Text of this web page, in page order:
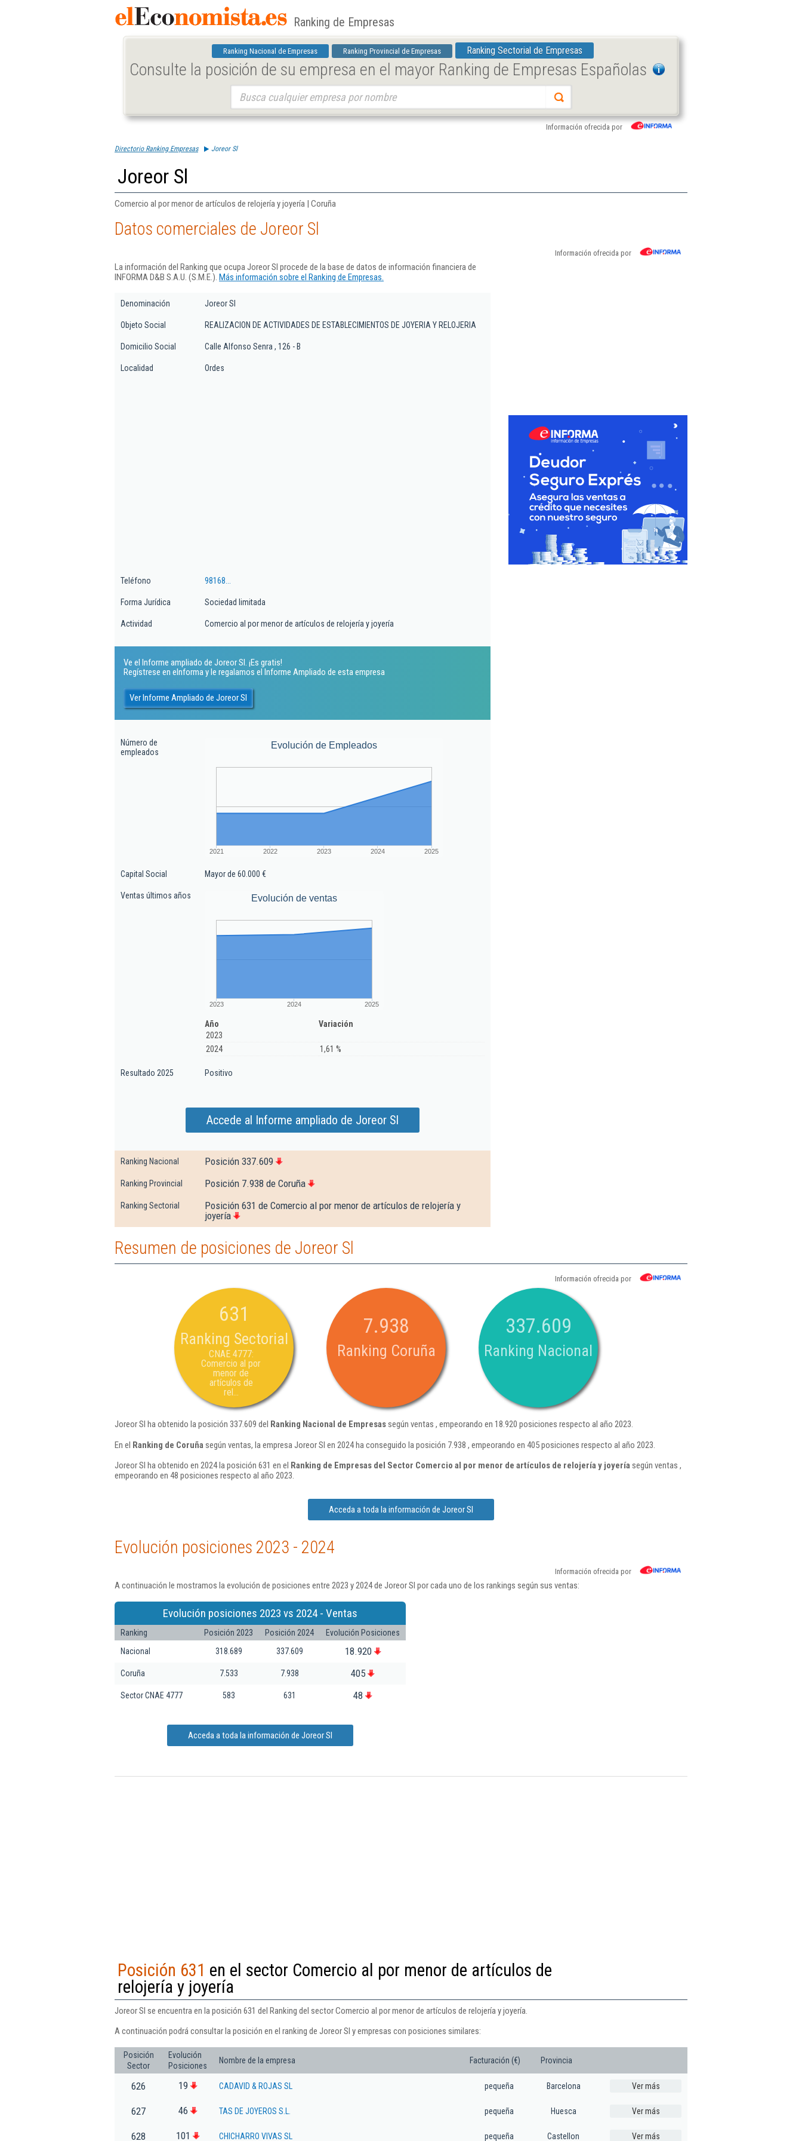
Ranking de Empresas
Ranking Nacional de Empresas Ranking Provincial de Empresas Ranking Sectorial de Empresas
Consulte la posición de su empresa en el mayor Ranking de Empresas Españolas
Información ofrecida por
Directorio Ranking Empresas Joreor Sl
Joreor Sl
Comercio al por menor de artículos de relojería y joyería | Coruña
Datos comerciales de Joreor Sl
Información ofrecida por
La información del Ranking que ocupa Joreor Sl procede de la base de datos de información financiera de
INFORMA D&B S.A.U. (S.M.E.). Más información sobre el Ranking de Empresas.
Denominación Joreor Sl
Objeto Social REALIZACION DE ACTIVIDADES DE ESTABLECIMIENTOS DE JOYERIA Y RELOJERIA
Domicilio Social Calle Alfonso Senra , 126 - B
Localidad Ordes
Teléfono 98168...
Forma Jurídica Sociedad limitada
Actividad Comercio al por menor de artículos de relojería y joyería
Ve el Informe ampliado de Joreor Sl. ¡Es gratis!
Regístrese en eInforma y le regalamos el Informe Ampliado de esta empresa
Ver Informe Ampliado de Joreor Sl
Número de
empleados
Evolución de Empleados
2021 2022 2023 2024 2025
Capital Social Mayor de 60.000 €
Ventas últimos años Evolución de ventas
2023 2024 2025
Año
Variación
2023
2024
1,61 %
Resultado 2025 Positivo
Accede al Informe ampliado de Joreor Sl
Ranking Nacional Posición 337.609
Ranking Provincial Posición 7.938 de Coruña
Ranking Sectorial
Posición 631 de Comercio al por menor de artículos de relojería y
joyería
Resumen de posiciones de Joreor Sl
Información ofrecida por
631
Ranking Sectorial
CNAE 4777:
Comercio al por
menor de
artículos de
rel...
7.938
Ranking Coruña
337.609
Ranking Nacional
Joreor Sl ha obtenido la posición 337.609 del Ranking Nacional de Empresassegún ventas , empeorando en 18.920 posiciones respecto al año 2023.
En el Ranking de Coruña según ventas, la empresa Joreor Sl en 2024 ha conseguido la posición 7.938 , empeorando en 405 posiciones respecto al año 2023.
Joreor Sl ha obtenido en 2024 la posición 631 en el Ranking de Empresas del Sector Comercio al por menor de artículos de relojería y joyeríasegún ventas ,
empeorando en 48 posiciones respecto al año 2023.
Acceda a toda la información de Joreor Sl
Evolución posiciones 2023 - 2024
Información ofrecida por
A continuación le mostramos la evolución de posiciones entre 2023 y 2024 de Joreor Sl por cada uno de los rankings según sus ventas:
Evolución posiciones 2023 vs 2024 - Ventas
Ranking Posición 2023 Posición 2024
Evolución Posiciones
Nacional
318.689 337.609 18.920
Coruña 7.533 7.938 405
Sector CNAE 4777 583 631 48
Acceda a toda la información de Joreor Sl
Posición 631 en el sector Comercio al por menor de artículos de
relojería y joyería
Joreor Sl se encuentra en la posición 631 del Ranking del sector Comercio al por menor de artículos de relojería y joyería.
A continuación podrá consultar la posición en el ranking de Joreor Sl y empresas con posiciones similares:
Posición
Sector
Evolución
Posiciones
Nombre de la empresa Facturación (€) Provincia
626 19 CADAVID & ROJAS SL pequeña Barcelona Ver más
627 46 TAS DE JOYEROS S.L. pequeña Huesca Ver más
628 101 CHICHARRO VIVAS SL pequeña Castellon Ver más